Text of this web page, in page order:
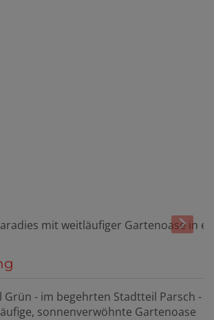
Grün - im begehrten Stadtteil Parsch -
sonnenverwöhnte Gartenoase